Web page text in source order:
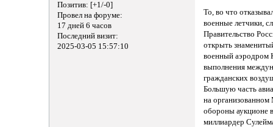
Позитив: [+1/-0]
Провел на форуме:
17 дней 6 часов
Последний визит:
2025-03-05 15:57:10
То, во что
военные летчики,
Правительство
открыть
военный аэродром
выполнения
гражданских
Большую часть
на
обороны аукционе
миллиардер